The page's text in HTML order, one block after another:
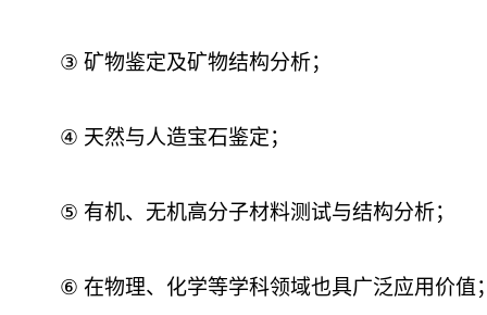
③ 矿物鉴定及矿物结构分析；
④ 天然与人造宝石鉴定；
⑤ 有机、无机高分子材料测试与结构分析；
⑥ 在物理、化学等学科领域也具广泛应用价值